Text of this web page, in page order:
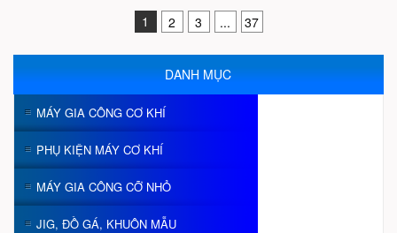
1 2 3 ... 37
DANH MỤC
MÁY GIA CÔNG CƠ KHÍ
PHỤ KIỆN MÁY CƠ KHÍ
MÁY GIA CÔNG CỠ NHỎ
JIG, ĐỒ GÁ, KHUÔN MẪU